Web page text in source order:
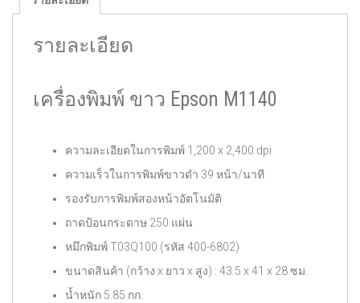
รายละเอียด
เครื่องพิมพ์ ขาว Epson M1140
ความละเอียดในการพิมพ์ 1,200 x 2,400 dpi
ความเร็วในการพิมพ์ขาวดำ 39 หน้า/นาที
รองรับการพิมพ์สองหน้าอัตโนมัติ
ถาดป้อนกระดาษ 250 แผ่น
หมึกพิมพ์ T03Q100 (รหัส 400-6802)
ขนาดสินค้า (กว้าง x ยาว x สูง) : 43.5 x 41 x 28 ซม.
น้ำหนัก 5.85 กก.